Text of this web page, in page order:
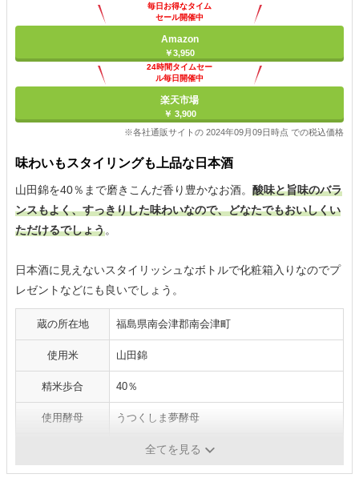
毎日お得なタイム
セール開催中
Amazon
￥3,950
24時間タイムセー
ル毎日開催中
楽天市場
￥ 3,900
※各社通販サイトの 2024年09月09日時点 での税込価格
味わいもスタイリングも上品な日本酒
山田錦を40％まで磨きこんだ香り豊かなお酒。 酸味と旨味のバラ
ンスもよく、すっきりした味わいなので、どなたでもおいしくい
ただけるでしょう。
日本酒に見えないスタイリッシュなボトルで化粧箱入りなのでプ
レゼントなどにも良いでしょう。
蔵の所在地 福島県南会津郡南会津町
使用米 山田錦
精米歩合 40％
使用酵母 うつくしま夢酵母
16.3度全てを見る